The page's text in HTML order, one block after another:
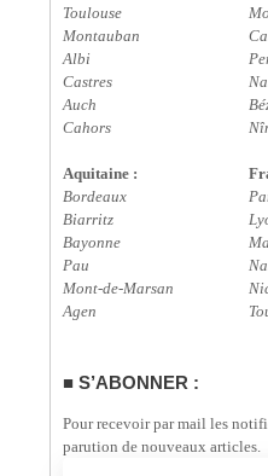
Toulouse
Montauban
Albi
Castres
Auch
Cahors
Aquitaine :
Bordeaux
Biarritz
Bayonne
Pau
Mont-de-Marsan
Agen
S’ABONNER :
Pour recevoir par mail les
parution de nouveaux articles.